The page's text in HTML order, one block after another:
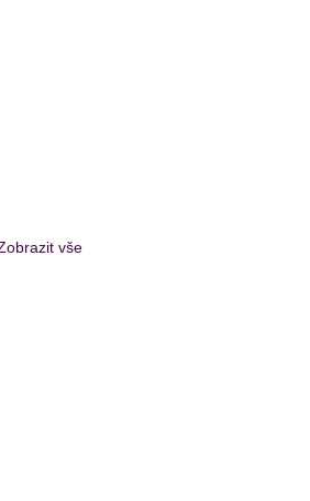
vše